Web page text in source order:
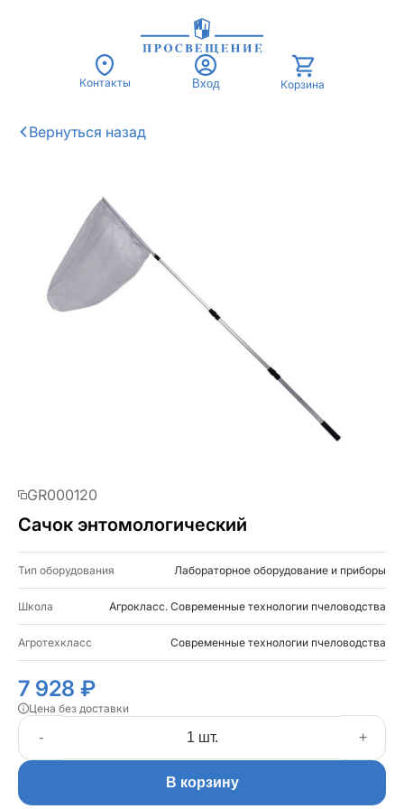
Контакты Вход Корзина
GR000120
Сачок энтомологический
Тип оборудования Лабораторное оборудование и приборы
Школа Агрокласс. Современные технологии пчеловодства
Агротехкласс Современные технологии пчеловодства
7 928 ₽
Цена без доставки
- +
В корзину